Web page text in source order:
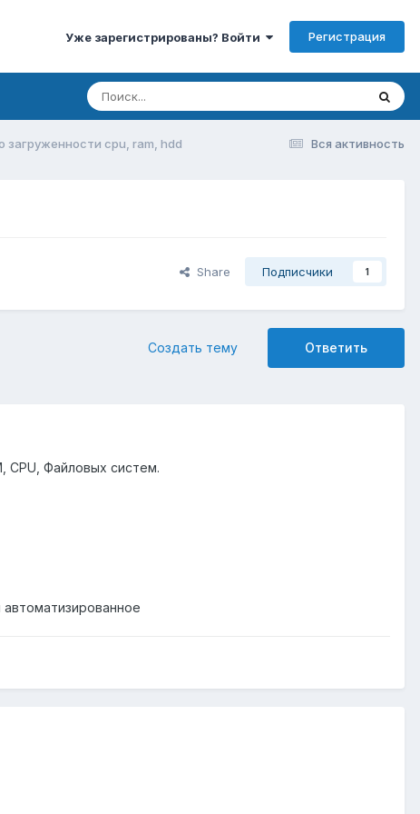
Уже зарегистрированы? Войти Регистрация
Вся активность
загруженности cpu, ram, hdd
Share Подписчики 1
Ответить
Создать тему
CPU, Файловых систем.